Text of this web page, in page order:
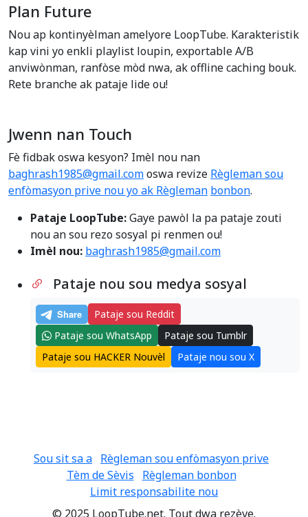
Plan Future
Nou ap kontinyèlman amelyore LoopTube. Karakteristik
kap vini yo enkli playlist loupin, exportable A/B
anviwònman, ranfòse mòd nwa, ak offline caching bouk.
Rete branche ak pataje lide ou!
Jwenn nan Touch
Fè fidbak oswa kesyon? Imèl nou nan
baghrash1985@gmail.comoswa revize Règleman sou
enfòmasyon prive nou yo ak Règleman bonbon.
Pataje LoopTube:Gaye pawòl la pa pataje zouti
nou an sou rezo sosyal pi renmen ou!
Imèl nou: baghrash1985@gmail.com
Pataje nou sou medya sosyal
Pataje sou Reddit
Pataje sou WhatsApp
Pataje sou Tumblr
Pataje sou HACKER Nouvèl
Pataje nou sou X
Sou sit sa a Règleman sou enfòmasyon prive
Tèm de Sèvis
Règleman bonbon
Limit responsabilite nou
© 2025 LoopTube.net. Tout dwa rezève.